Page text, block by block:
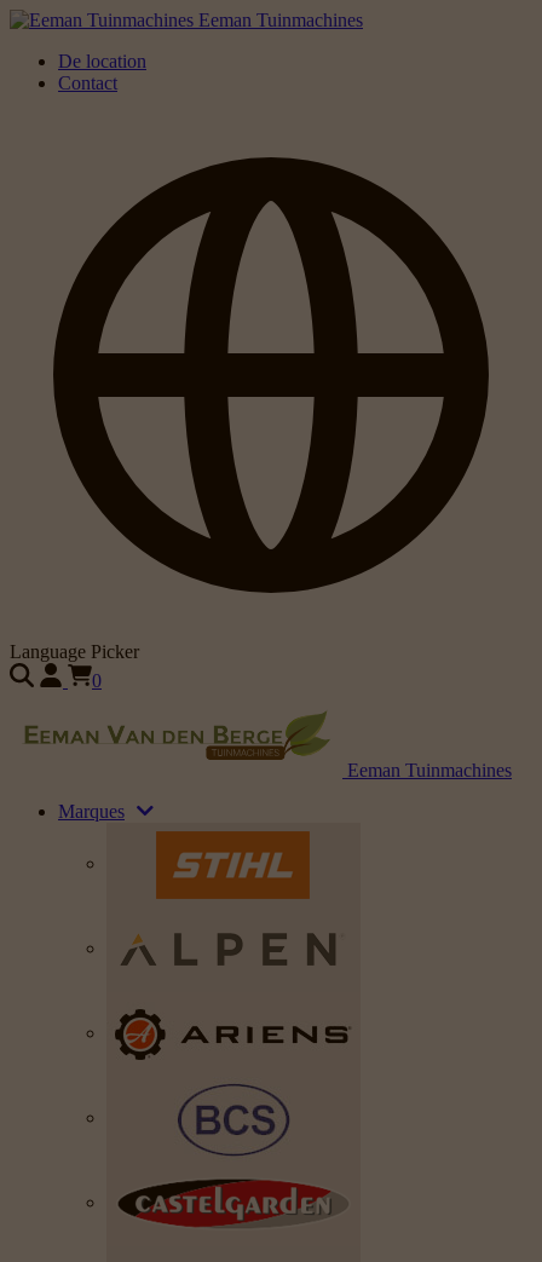
Eeman Tuinmachines
De location
Contact
Language Picker
0
Eeman Tuinmachines
Marques